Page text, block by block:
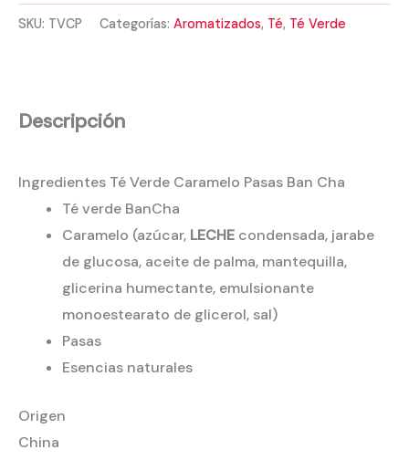
SKU: TVCP Categorías: Aromatizados, Té, Té Verde
Descripción
Ingredientes Té Verde Caramelo Pasas Ban Cha
Té verde BanCha
Caramelo (azúcar, LECHE condensada, jarabe
de glucosa, aceite de palma, mantequilla,
glicerina humectante, emulsionante
monoestearato de glicerol, sal)
Pasas
Esencias naturales
Origen
China